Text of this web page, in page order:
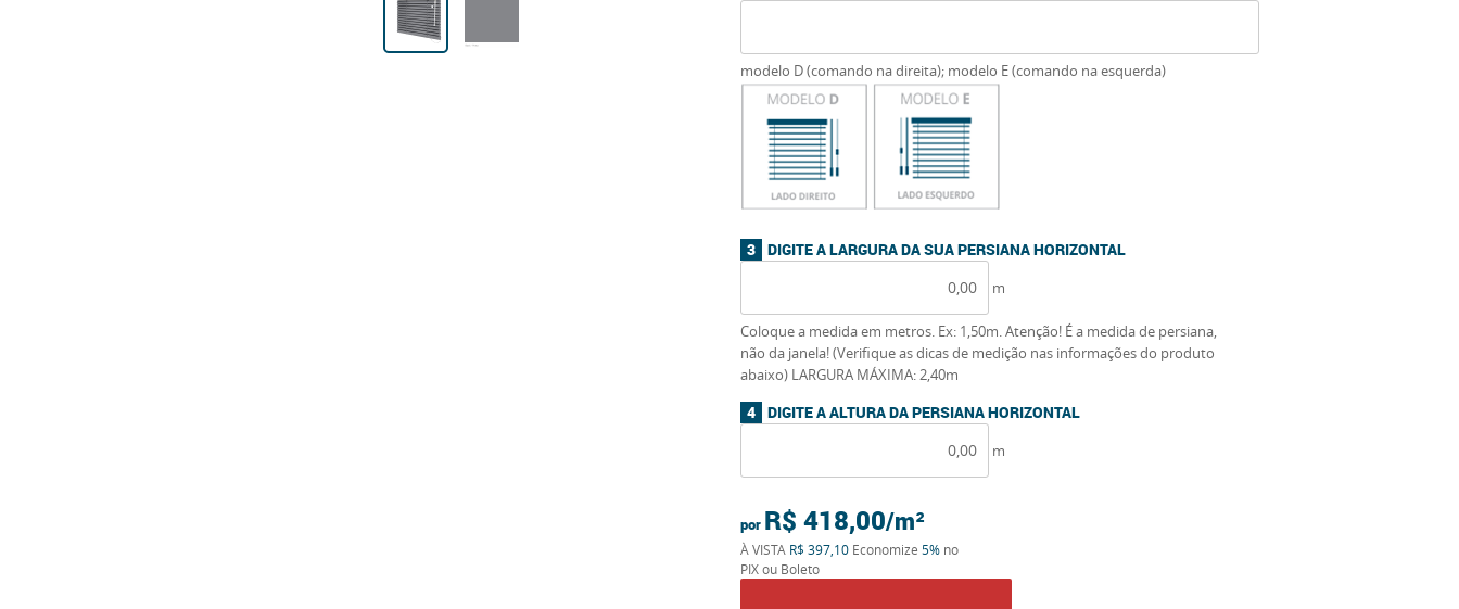
modelo D (comando na direita); modelo E (comando na esquerda)
DIGITE A LARGURA DA SUA PERSIANA HORIZONTAL
m
Coloque a medida em metros. Ex: 1,50m. Atenção! É a medida de persiana,
não da janela! (Verifique as dicas de medição nas informações do produto
abaixo) LARGURA MÁXIMA: 2,40m
DIGITE A ALTURA DA PERSIANA HORIZONTAL
m
por R$ 418,00
À VISTA R$ 397,10Economize 5%no
PIX ou Boleto